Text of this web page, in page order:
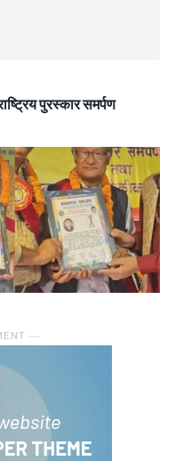
पुरस्कार समर्पण
―